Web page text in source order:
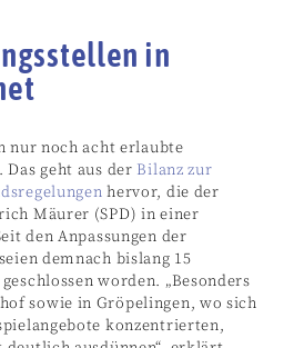
in
nur noch acht erlaubte
geht aus der Bilanz zur
hervor, die der
Mäurer (SPD) in einer
den Anpassungen der
demnach bislang 15
worden. „Besonders
sowie in Gröpelingen, wo sich
konzentrierten,